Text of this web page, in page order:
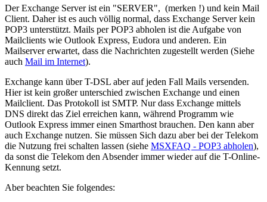
Der Exchange Server ist ein "SERVER", (merken !) und kein Mail
Client. Daher ist es auch völlig normal, dass Exchange Server kein
POP3 unterstützt. Mails per POP3 abholen ist die Aufgabe von
Mailclients wie Outlook Express, Eudora und anderen. Ein
Mailserver erwartet, dass die Nachrichten zugestellt werden (Siehe
auch Mail im Internet).
Exchange kann über T-DSL aber auf jeden Fall Mails versenden.
Hier ist kein großer unterschied zwischen Exchange und einen
Mailclient. Das Protokoll ist SMTP. Nur dass Exchange mittels
DNS direkt das Ziel erreichen kann, während Programm wie
Outlook Express immer einen Smarthost brauchen. Den kann aber
auch Exchange nutzen. Sie müssen Sich dazu aber bei der Telekom
die Nutzung frei schalten lassen (siehe MSXFAQ - POP3 abholen),
da sonst die Telekom den Absender immer wieder auf die T-Online-
Kennung setzt.
Aber beachten Sie folgendes: